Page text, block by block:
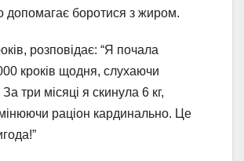
допомагає боротися з жиром.
розповідає: “Я почала
кроків щодня, слухаючи
За три місяці я скинула 6 кг,
раціон кардинально. Це